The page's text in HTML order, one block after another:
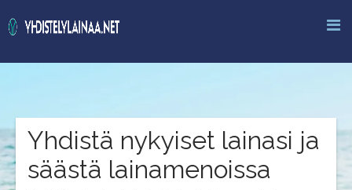
Yhdistä nykyiset lainasi ja
säästä lainamenoissa